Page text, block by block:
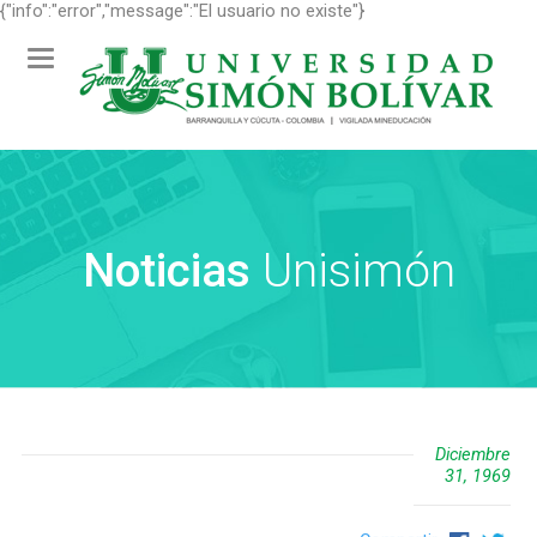
{"info":"error","message":"El usuario no existe"}
Toggle
navigation
Noticias Unisimón
Diciembre
31, 1969